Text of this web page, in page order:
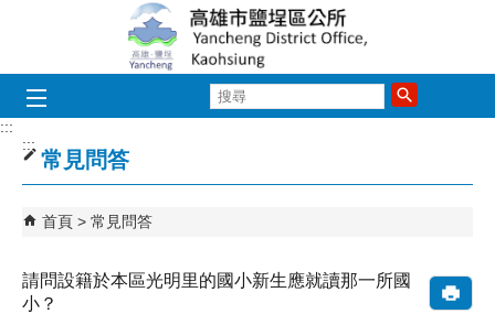
跳到主要內容區塊
尋
:::
:::
常見問答
首頁 常見問答
請問設籍於本區光明里的國小新生應就讀那一所國
小？